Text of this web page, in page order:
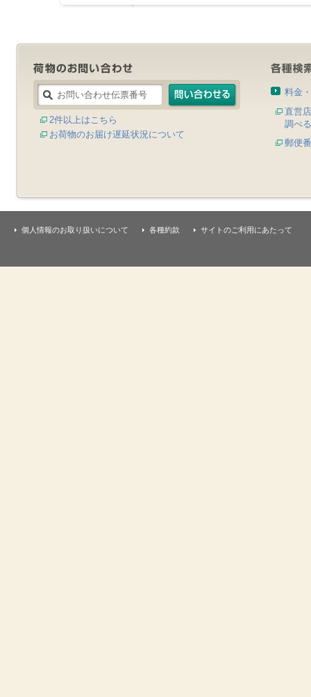
2件以上はこちら
お荷物のお届け遅延状況について
料金
直営
調べる
郵便
個人情報のお取り扱いについて 各種約款 サイトのご利用にあたって